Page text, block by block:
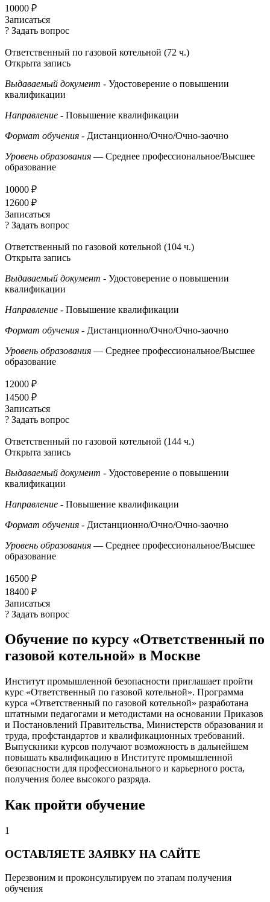
10000 ₽
Записаться
? Задать вопрос
Ответственный по газовой котельной (72 ч.)
Открыта запись
Выдаваемый документ - Удостоверение о повышении
квалификации
Направление - Повышение квалификации
Формат обучения - Дистанционно/Очно/Очно-заочно
Уровень образования — Среднее профессиональное/Высшее
образование
10000 ₽
12600 ₽
Записаться
? Задать вопрос
Ответственный по газовой котельной (104 ч.)
Открыта запись
Выдаваемый документ - Удостоверение о повышении
квалификации
Направление - Повышение квалификации
Формат обучения - Дистанционно/Очно/Очно-заочно
Уровень образования — Среднее профессиональное/Высшее
образование
12000 ₽
14500 ₽
Записаться
? Задать вопрос
Ответственный по газовой котельной (144 ч.)
Открыта запись
Выдаваемый документ - Удостоверение о повышении
квалификации
Направление - Повышение квалификации
Формат обучения - Дистанционно/Очно/Очно-заочно
Уровень образования — Среднее профессиональное/Высшее
образование
16500 ₽
18400 ₽
Записаться
? Задать вопрос
Обучение по курсу «Ответственный по
газовой котельной» в Москве
Институт промышленной безопасности приглашает пройти
курс «Ответственный по газовой котельной». Программа
курса «Ответственный по газовой котельной» разработана
штатными педагогами и методистами на основании Приказов
и Постановлений Правительства, Министерств образования и
труда, профстандартов и квалификационных требований.
Выпускники курсов получают возможность в дальнейшем
повышать квалификацию в Институте промышленной
безопасности для профессионального и карьерного роста,
получения более высокого разряда.
Как пройти обучение
1
ОСТАВЛЯЕТЕ ЗАЯВКУ НА САЙТЕ
Перезвоним и проконсультируем по этапам получения
обучения